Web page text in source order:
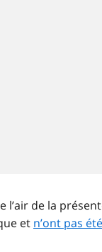
l’air de la
et n’ont pas